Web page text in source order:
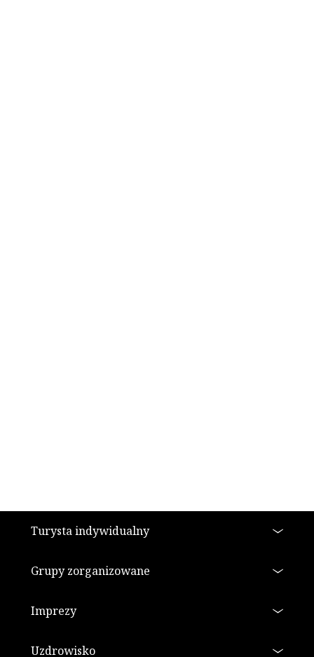
Stopka
Turysta indywidualny
Grupy zorganizowane
Imprezy
Uzdrowisko